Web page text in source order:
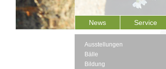
News Service
Ausstellungen
Bälle
Bildung